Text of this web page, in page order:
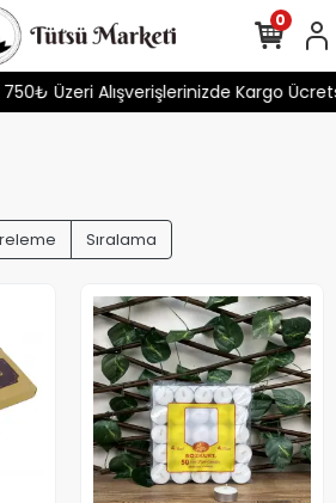
750₺ Üzeri Alışverişlerinizde Kargo
0
Sıralama